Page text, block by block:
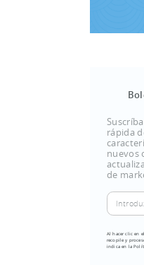
rápida
nuevos
de
su
de
Al hacer clic en
recopile y
indica en la